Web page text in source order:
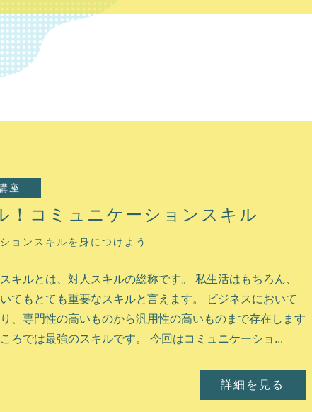
座
！コミュニケーションスキル
ョンスキルを身につけよう
キルとは、対人スキルの総称です。 私生活はもちろん、
てもとても重要なスキルと言えます。 ビジネスにおいて
、専門性の高いものから汎用性の高いものまで存在します
ろでは最強のスキルです。 今回はコミュニケーショ...
詳細を見る